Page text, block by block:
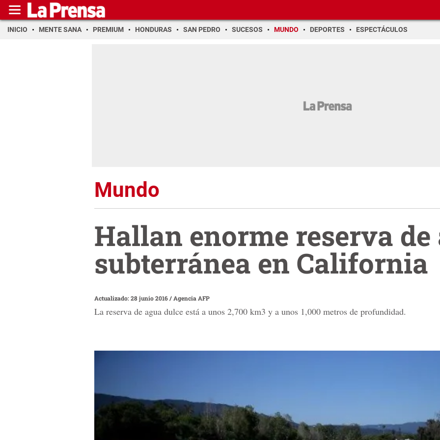
INICIO MENTE SANA PREMIUM HONDURAS SAN PEDRO SUCESOS MUNDO DEPORTES ESPECTÁCULOS
Mundo
Hallan enorme reserva de
subterránea en California
Actualizado: 28 junio 2016/ Agencia AFP
La reserva de agua dulce está a unos 2,700 km3 y a unos 1,000 metros de profundidad.